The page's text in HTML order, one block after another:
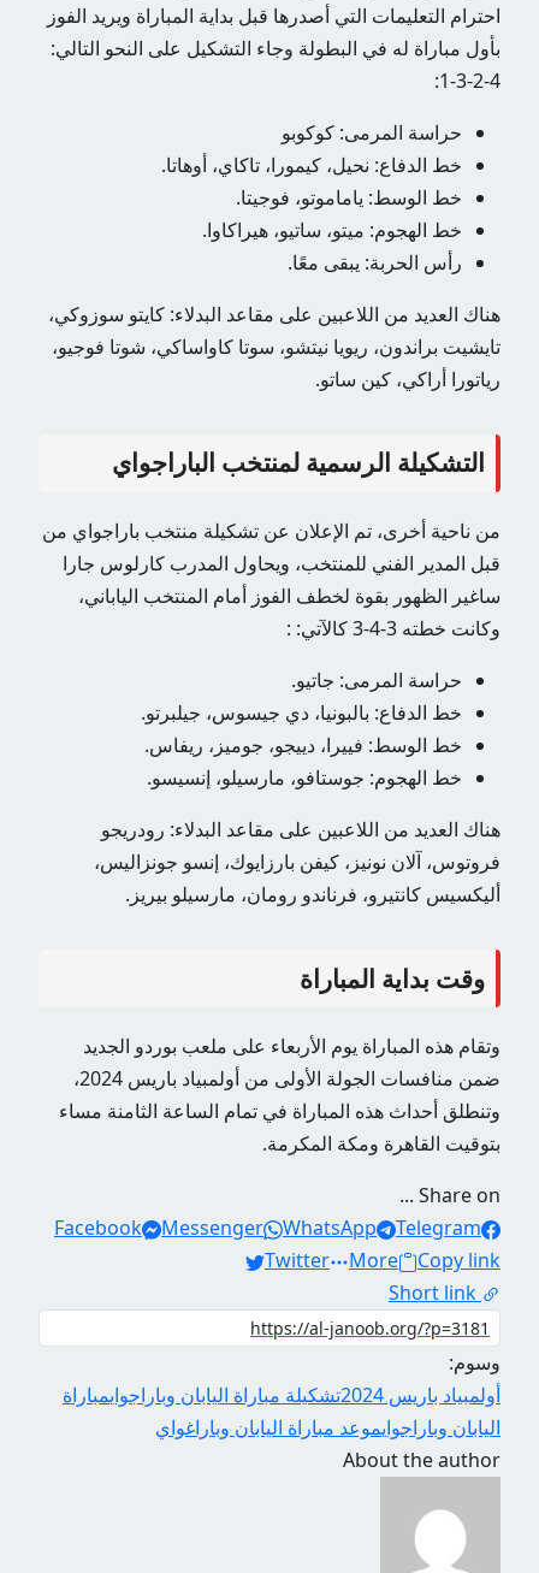
احترام التعليمات التي أصدرها قبل بداية المباراة ويريد الفوز
بأول مباراة له في البطولة وجاء التشكيل على النحو التالي:
4-2-3-1:
حراسة المرمى: كوكوبو
خط الدفاع: نحيل، كيمورا، تاكاي، أوهاتا.
خط الوسط: ياماموتو، فوجيتا.
خط الهجوم: ميتو، ساتيو، هيراكاوا.
رأس الحربة: يبقى معًا.
هناك العديد من اللاعبين على مقاعد البدلاء: كايتو سوزوكي،
تايشيت براندون، ريويا نيتشو، سوتا كاواساكي، شوتا فوجيو،
رياتورا أراكي، كين ساتو.
التشكيلة الرسمية لمنتخب الباراجواي
من ناحية أخرى، تم الإعلان عن تشكيلة منتخب باراجواي من
قبل المدير الفني للمنتخب، ويحاول المدرب كارلوس جارا
ساغير الظهور بقوة لخطف الفوز أمام المنتخب الياباني،
وكانت خطته 3-4-3 كالآتي: :
حراسة المرمى: جاتيو.
خط الدفاع: بالبونيا، دي جيسوس، جيلبرتو.
خط الوسط: فييرا، دييجو، جوميز، ريفاس.
خط الهجوم: جوستافو، مارسيلو، إنسيسو.
هناك العديد من اللاعبين على مقاعد البدلاء: رودريجو
فروتوس، آلان نونيز، كيفن بارزايوك، إنسو جونزاليس،
أليكسيس كانتيرو، فرناندو رومان، مارسيلو بيريز.
وقت بداية المباراة
وتقام هذه المباراة يوم الأربعاء على ملعب بوردو الجديد
ضمن منافسات الجولة الأولى من أولمبياد باريس 2024،
وتنطلق أحداث هذه المباراة في تمام الساعة الثامنة مساء
بتوقيت القاهرة ومكة المكرمة.
Share on ...
Facebook
Messenger WhatsApp
Telegram
Twitter
More
Copy link
Short link
وسوم:
أولمبياد باريس 2024
تشكيلة مباراة اليابان وباراجوايمباراة
اليابان وباراجوايموعد مباراة اليابان وباراغواي
About the author